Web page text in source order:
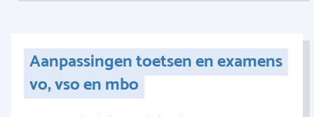
Aanpassingen toetsen en examens
vo, vso en mbo